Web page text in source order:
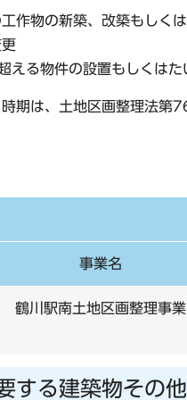
作物の新築、改築もしく
える物件の設置もしくはた
期は、土地区画整理法第
事業名
鶴川駅南土地区画整理事業
する建築物その